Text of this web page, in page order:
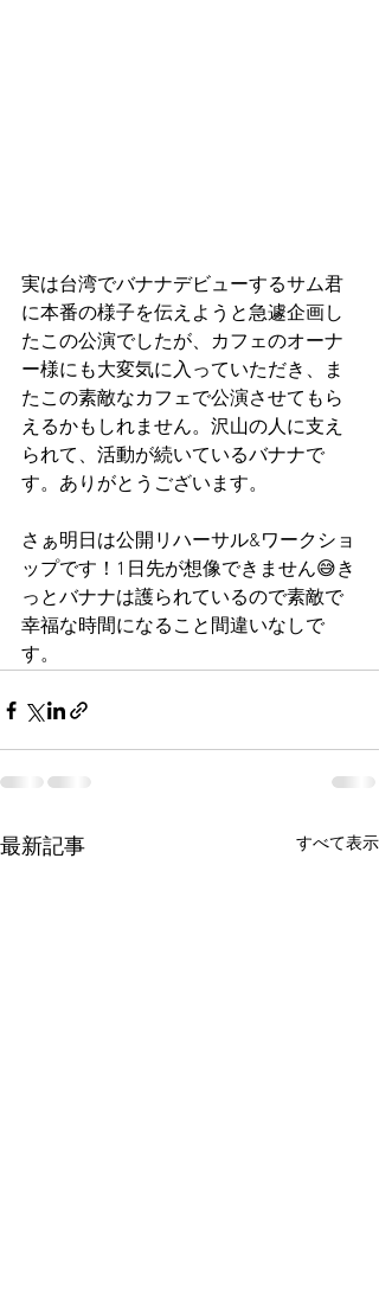
実は台湾でバナナデビューするサム君
に本番の様子を伝えようと急遽企画し
たこの公演でしたが、カフェのオーナ
ー様にも大変気に入っていただき、ま
たこの素敵なカフェで公演させてもら
えるかもしれません。沢山の人に支え
られて、活動が続いているバナナで
す。ありがとうございます。
さぁ明日は公開リハーサル&ワークショ
ップです！1日先が想像できません😅き
っとバナナは護られているので素敵で
幸福な時間になること間違いなしで
す。
最新記事 すべて表示